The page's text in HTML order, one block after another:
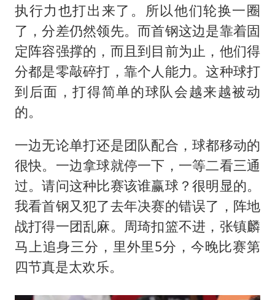
执行力也打出来了。所以他们轮换一圈
了，分差仍然领先。而首钢这边是靠着固
定阵容强撑的，而且到目前为止，他们得
分都是零敲碎打，靠个人能力。这种球打
到后面，打得简单的球队会越来越被动
的。
一边无论单打还是团队配合，球都移动的
很快。一边拿球就停一下，一等二看三通
过。请问这种比赛该谁赢球？很明显的。
我看首钢又犯了去年决赛的错误了，阵地
战打得一团乱麻。周琦扣篮不进，张镇麟
马上追身三分，里外里5分，今晚比赛第
四节真是太欢乐。